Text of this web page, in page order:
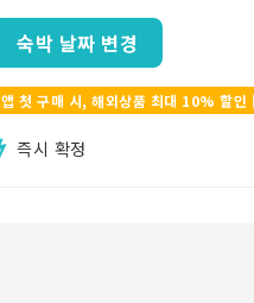
숙박 날짜 변경
앱 첫 구매 시, 해외상품 최대 10% 할
즉시 확정